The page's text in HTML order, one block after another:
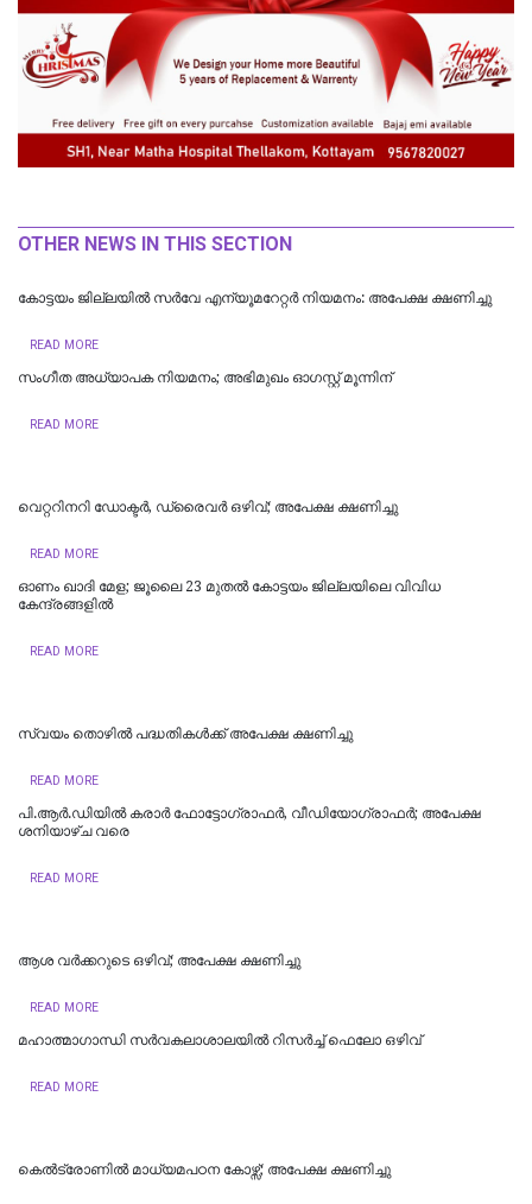
OTHER NEWS IN THIS SECTION
കോട്ടയം ജില്ലയിൽ സർവേ എന്യൂമറേറ്റർ നിയമനം: അപേക്ഷ ക്ഷണിച്ചു
READ MORE
സംഗീത അധ്യാപക നിയമനം; അഭിമുഖം ഓഗസ്റ്റ് മൂന്നിന്
READ MORE
വെറ്ററിനറി ഡോക്ടർ, ഡ്രൈവർ ഒഴിവ്; അപേക്ഷ ക്ഷണിച്ചു
READ MORE
ഓണം ഖാദി മേള; ജൂലൈ 23 മുതൽ കോട്ടയം ജില്ലയിലെ വിവിധ
കേന്ദ്രങ്ങളിൽ
READ MORE
സ്വയം തൊഴില്‍ പദ്ധതികള്‍ക്ക് അപേക്ഷ ക്ഷണിച്ചു
READ MORE
പി.ആർ.ഡിയിൽ കരാർ ഫോട്ടോഗ്രാഫർ, വീഡിയോഗ്രാഫർ; അപേക്ഷ
ശനിയാഴ്ച വരെ
READ MORE
ആശ വര്‍ക്കറുടെ ഒഴിവ്; അപേക്ഷ ക്ഷണിച്ചു
READ MORE
മഹാത്മാഗാന്ധി സര്‍വകലാശാലയില്‍ റിസര്‍ച്ച് ഫെലോ ഒഴിവ്
READ MORE
കെല്‍ട്രോണില്‍ മാധ്യമപഠന കോഴ്സ്; അപേക്ഷ ക്ഷണിച്ചു